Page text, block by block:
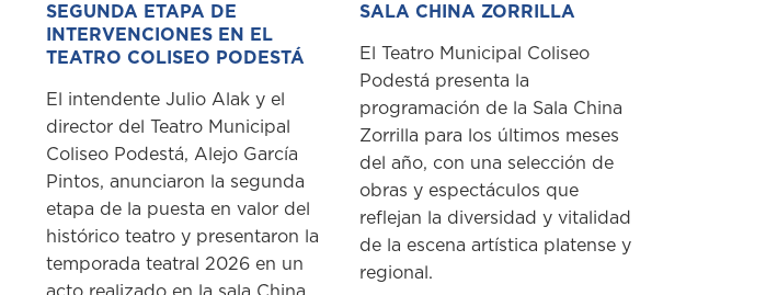
SEGUNDA ETAPA DE
INTERVENCIONES EN EL
TEATRO COLISEO PODESTÁ
El intendente Julio Alak y el
director del Teatro Municipal
Coliseo Podestá, Alejo García
Pintos, anunciaron la segunda
etapa de la puesta en valor del
histórico teatro y presentaron la
temporada teatral 2026 en un
SALA CHINA ZORRILLA
El Teatro Municipal Coliseo
Podestá presenta la
programación de la Sala China
Zorrilla para los últimos meses
del año, con una selección de
obras y espectáculos que
reflejan la diversidad y vitalidad
de la escena artística platense y
regional.